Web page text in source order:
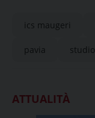
ics maugeri
pavia studio
ATTUALITÀ